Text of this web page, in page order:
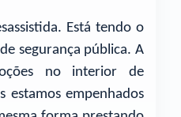
Está tendo o
segurança pública. A
no interior de
estamos empenhados